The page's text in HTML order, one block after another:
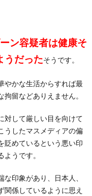
ン容疑者は健康そ
うだったそうです。
やかな生活からすれば最
留などありえません。
対して厳しい目を向けて
うしたマスメディアの偏
貶めているという悪い印
うです。
印象があり、日本人、
関係しているように思え